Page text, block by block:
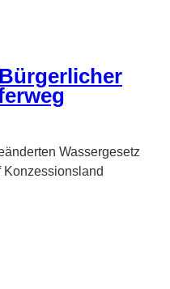
Wassergesetz
Konzessionsland